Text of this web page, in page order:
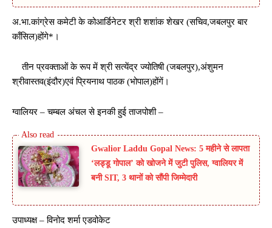
अ.भा.कांग्रेस कमेटी के कोआर्डिनेटर श्री शशांक शेखर (सचिव,जबलपुर बार
काँसिल)होंगे*।
तीन प्रवक्ताओं के रूप में श्री सत्येंद्र ज्योतिषी (जबलपुर),अंशुमन
श्रीवास्तव(इंदौर)एवं प्रियनाथ पाठक (भोपाल)होंगें।
ग्वालियर – चम्बल अंचल से इनकी हुई ताजपोशी –
Gwalior Laddu Gopal News: 5 महीने से लापता
‘लड्डू गोपाल’ को खोजने में जुटी पुलिस, ग्वालियर में
बनी SIT, 3 थानों को सौंपी जिम्मेदारी
उपाध्यक्ष – विनोद शर्मा एडवोकेट